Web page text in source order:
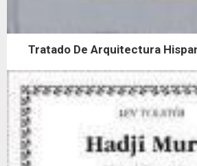
Tratado De Arquitectura